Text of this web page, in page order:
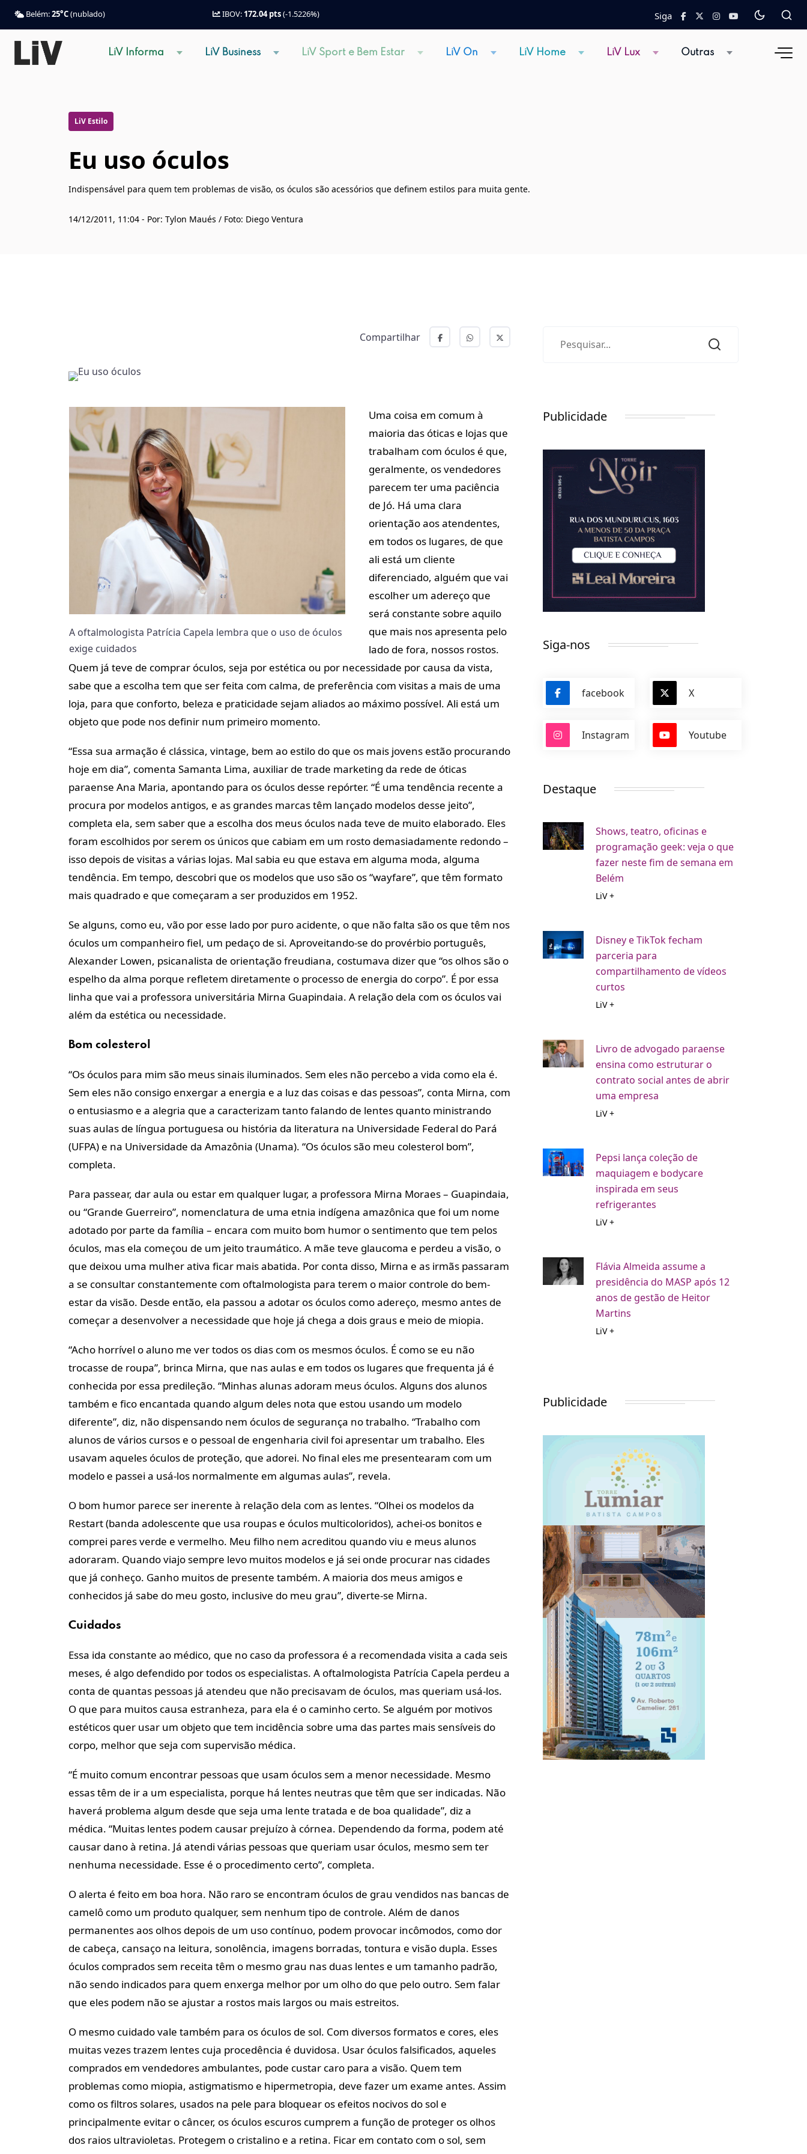
Belém:25°C(nublado) IBOV: 172.04 pts(-1.5226%) Siga
LiV Informa LiV Business LiV Sport e Bem Estar LiV On LiV Home LiV Lux Outras
LiV Estilo
Eu uso óculos
Indispensável para quem tem problemas de visão, os óculos são acessórios que definem estilos para muita gente.
14/12/2011, 11:04 - Por: Tylon Maués / Foto: Diego Ventura
Compartilhar
A oftalmologista Patrícia Capela lembra que o uso de óculos
exige cuidados
Uma coisa em comum à
maioria das óticas e lojas que
trabalham com óculos é que,
geralmente, os vendedores
parecem ter uma paciência
de Jó. Há uma clara
orientação aos atendentes,
em todos os lugares, de que
ali está um cliente
diferenciado, alguém que vai
escolher um adereço que
será constante sobre aquilo
que mais nos apresenta pelo
lado de fora, nossos rostos.
Quem já teve de comprar óculos, seja por estética ou por necessidade por causa da vista,
sabe que a escolha tem que ser feita com calma, de preferência com visitas a mais de uma
loja, para que conforto, beleza e praticidade sejam aliados ao máximo possível. Ali está um
objeto que pode nos definir num primeiro momento.
“Essa sua armação é clássica, vintage, bem ao estilo do que os mais jovens estão procurando
hoje em dia”, comenta Samanta Lima, auxiliar de trade marketing da rede de óticas
paraense Ana Maria, apontando para os óculos desse repórter. “É uma tendência recente a
procura por modelos antigos, e as grandes marcas têm lançado modelos desse jeito”,
completa ela, sem saber que a escolha dos meus óculos nada teve de muito elaborado. Eles
foram escolhidos por serem os únicos que cabiam em um rosto demasiadamente redondo –
isso depois de visitas a várias lojas. Mal sabia eu que estava em alguma moda, alguma
tendência. Em tempo, descobri que os modelos que uso são os “wayfare”, que têm formato
mais quadrado e que começaram a ser produzidos em 1952.
Se alguns, como eu, vão por esse lado por puro acidente, o que não falta são os que têm nos
óculos um companheiro fiel, um pedaço de si. Aproveitando-se do provérbio português,
Alexander Lowen, psicanalista de orientação freudiana, costumava dizer que “os olhos são o
espelho da alma porque refletem diretamente o processo de energia do corpo”. É por essa
linha que vai a professora universitária Mirna Guapindaia. A relação dela com os óculos vai
além da estética ou necessidade.
Bom colesterol
“Os óculos para mim são meus sinais iluminados. Sem eles não percebo a vida como ela é.
Sem eles não consigo enxergar a energia e a luz das coisas e das pessoas”, conta Mirna, com
o entusiasmo e a alegria que a caracterizam tanto falando de lentes quanto ministrando
suas aulas de língua portuguesa ou história da literatura na Universidade Federal do Pará
(UFPA) e na Universidade da Amazônia (Unama). “Os óculos são meu colesterol bom”,
completa.
Para passear, dar aula ou estar em qualquer lugar, a professora Mirna Moraes – Guapindaia,
ou “Grande Guerreiro”, nomenclatura de uma etnia indígena amazônica que foi um nome
adotado por parte da família – encara com muito bom humor o sentimento que tem pelos
óculos, mas ela começou de um jeito traumático. A mãe teve glaucoma e perdeu a visão, o
que deixou uma mulher ativa ficar mais abatida. Por conta disso, Mirna e as irmãs passaram
a se consultar constantemente com oftalmologista para terem o maior controle do bem-
estar da visão. Desde então, ela passou a adotar os óculos como adereço, mesmo antes de
começar a desenvolver a necessidade que hoje já chega a dois graus e meio de miopia.
“Acho horrível o aluno me ver todos os dias com os mesmos óculos. É como se eu não
trocasse de roupa”, brinca Mirna, que nas aulas e em todos os lugares que frequenta já é
conhecida por essa predileção. “Minhas alunas adoram meus óculos. Alguns dos alunos
também e fico encantada quando algum deles nota que estou usando um modelo
diferente”, diz, não dispensando nem óculos de segurança no trabalho. “Trabalho com
alunos de vários cursos e o pessoal de engenharia civil foi apresentar um trabalho. Eles
usavam aqueles óculos de proteção, que adorei. No final eles me presentearam com um
modelo e passei a usá-los normalmente em algumas aulas”, revela.
O bom humor parece ser inerente à relação dela com as lentes. “Olhei os modelos da
Restart (banda adolescente que usa roupas e óculos multicoloridos), achei-os bonitos e
comprei pares verde e vermelho. Meu filho nem acreditou quando viu e meus alunos
adoraram. Quando viajo sempre levo muitos modelos e já sei onde procurar nas cidades
que já conheço. Ganho muitos de presente também. A maioria dos meus amigos e
conhecidos já sabe do meu gosto, inclusive do meu grau”, diverte-se Mirna.
Cuidados
Essa ida constante ao médico, que no caso da professora é a recomendada visita a cada seis
meses, é algo defendido por todos os especialistas. A oftalmologista Patrícia Capela perdeu a
conta de quantas pessoas já atendeu que não precisavam de óculos, mas queriam usá-los.
O que para muitos causa estranheza, para ela é o caminho certo. Se alguém por motivos
estéticos quer usar um objeto que tem incidência sobre uma das partes mais sensíveis do
corpo, melhor que seja com supervisão médica.
“É muito comum encontrar pessoas que usam óculos sem a menor necessidade. Mesmo
essas têm de ir a um especialista, porque há lentes neutras que têm que ser indicadas. Não
haverá problema algum desde que seja uma lente tratada e de boa qualidade”, diz a
médica. “Muitas lentes podem causar prejuízo à córnea. Dependendo da forma, podem até
causar dano à retina. Já atendi várias pessoas que queriam usar óculos, mesmo sem ter
nenhuma necessidade. Esse é o procedimento certo”, completa.
O alerta é feito em boa hora. Não raro se encontram óculos de grau vendidos nas bancas de
camelô como um produto qualquer, sem nenhum tipo de controle. Além de danos
permanentes aos olhos depois de um uso contínuo, podem provocar incômodos, como dor
de cabeça, cansaço na leitura, sonolência, imagens borradas, tontura e visão dupla. Esses
óculos comprados sem receita têm o mesmo grau nas duas lentes e um tamanho padrão,
não sendo indicados para quem enxerga melhor por um olho do que pelo outro. Sem falar
que eles podem não se ajustar a rostos mais largos ou mais estreitos.
O mesmo cuidado vale também para os óculos de sol. Com diversos formatos e cores, eles
muitas vezes trazem lentes cuja procedência é duvidosa. Usar óculos falsificados, aqueles
comprados em vendedores ambulantes, pode custar caro para a visão. Quem tem
problemas como miopia, astigmatismo e hipermetropia, deve fazer um exame antes. Assim
como os filtros solares, usados na pele para bloquear os efeitos nocivos do sol e
principalmente evitar o câncer, os óculos escuros cumprem a função de proteger os olhos
dos raios ultravioletas. Protegem o cristalino e a retina. Ficar em contato com o sol, sem
Publicidade
Siga-nos
facebook X
Instagram Youtube
Destaque
Shows, teatro, oficinas e
programação geek: veja o que
fazer neste fim de semana em
Belém
LiV +
Disney e TikTok fecham
parceria para
compartilhamento de vídeos
curtos
LiV +
Livro de advogado paraense
ensina como estruturar o
contrato social antes de abrir
uma empresa
LiV +
Pepsi lança coleção de
maquiagem e bodycare
inspirada em seus
refrigerantes
LiV +
Flávia Almeida assume a
presidência do MASP após 12
anos de gestão de Heitor
Martins
LiV +
Publicidade